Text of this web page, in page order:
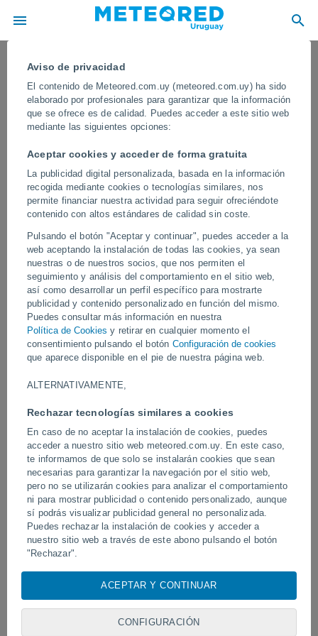
Aviso de privacidad
El contenido de Meteored.com.uy (meteored.com.uy) ha sido
elaborado por profesionales para garantizar que la información
que se ofrece es de calidad. Puedes acceder a este sitio web
mediante las siguientes opciones:
Aceptar cookies y acceder de forma gratuita
La publicidad digital personalizada, basada en la información
recogida mediante cookies o tecnologías similares, nos
permite financiar nuestra actividad para seguir ofreciéndote
contenido con altos estándares de calidad sin coste.
Pulsando el botón "Aceptar y continuar", puedes acceder a la
web aceptando la instalación de todas las cookies, ya sean
nuestras o de nuestros socios, que nos permiten el
seguimiento y análisis del comportamiento en el sitio web,
así como desarrollar un perfil específico para mostrarte
publicidad y contenido personalizado en función del mismo.
Puedes consultar más información en nuestra
Política de Cookies y retirar en cualquier momento el
consentimiento pulsando el botón Configuración de cookies
que aparece disponible en el pie de nuestra página web.
ALTERNATIVAMENTE,
Rechazar tecnologías similares a cookies
En caso de no aceptar la instalación de cookies, puedes
acceder a nuestro sitio web meteored.com.uy. En este caso,
te informamos de que solo se instalarán cookies que sean
necesarias para garantizar la navegación por el sitio web,
pero no se utilizarán cookies para analizar el comportamiento
ni para mostrar publicidad o contenido personalizado, aunque
sí podrás visualizar publicidad general no personalizada.
Puedes rechazar la instalación de cookies y acceder a
nuestro sitio web a través de este abono pulsando el botón
"Rechazar".
cookies, identificadores únicos o tecnologías similares para
almacenar, acceder y procesar datos personales como su
visita en este sitio web, las direcciones IP y los
ACEPTAR Y CONTINUAR
CONFIGURACIÓN
Una colosal tormenta de arena azota
Harbin, China
En algunas zonas la visibilidad se redujo drásticamente por la
llegada del muro de arena y polvo que irrumpió en la ciudad en
cuestión de pocos minutos.
Vídeos
Tornados y lluvias torrenciales en
Pelotas, Brasil.
Un rayo impactó en un
fútbol en Narathiwat,